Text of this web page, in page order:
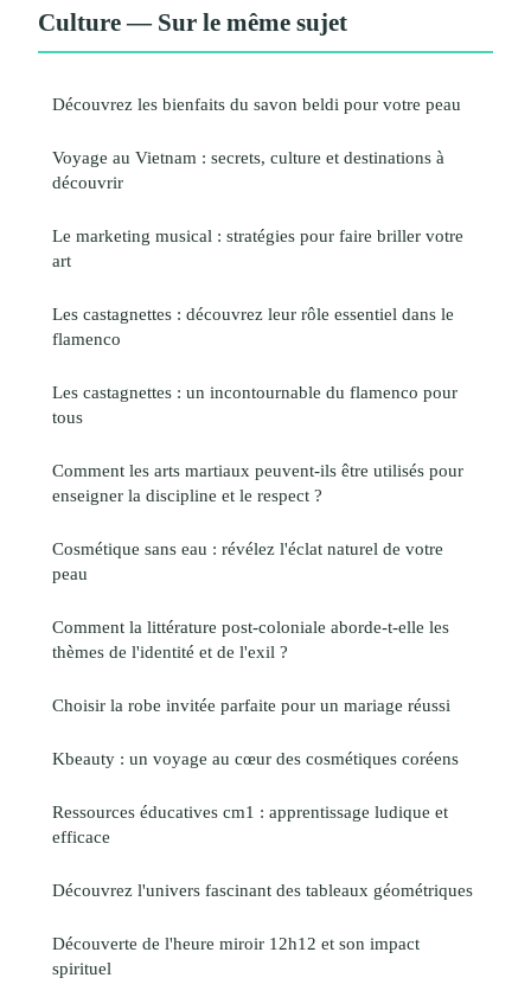
Culture — Sur le même sujet
Découvrez les bienfaits du savon beldi pour votre peau
Voyage au Vietnam : secrets, culture et destinations à
découvrir
Le marketing musical : stratégies pour faire briller votre
art
Les castagnettes : découvrez leur rôle essentiel dans le
flamenco
Les castagnettes : un incontournable du flamenco pour
tous
Comment les arts martiaux peuvent-ils être utilisés pour
enseigner la discipline et le respect ?
Cosmétique sans eau : révélez l'éclat naturel de votre
peau
Comment la littérature post-coloniale aborde-t-elle les
thèmes de l'identité et de l'exil ?
Choisir la robe invitée parfaite pour un mariage réussi
Kbeauty : un voyage au cœur des cosmétiques coréens
Ressources éducatives cm1 : apprentissage ludique et
efficace
Découvrez l'univers fascinant des tableaux géométriques
Découverte de l'heure miroir 12h12 et son impact
spirituel